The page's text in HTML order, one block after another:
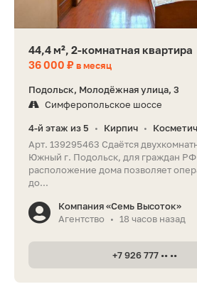
44,4 м², 2-комнатная квартира
36 000 ₽в месяц
Подольск, Молодёжная улица, 3
Симферопольское шоссе
4-й этаж из 5 • Кирпич •
Арт. 139295463 Сдаётся
Южный г. Подольск, для граждан
расположение дома позволяет
до...
Компания «Семь Высоток»
Агентство
• 18 часов назад
+7 926 777 •• ••